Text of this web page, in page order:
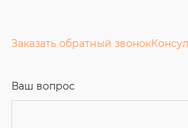
Заказать обратный звонок
Ваш вопрос